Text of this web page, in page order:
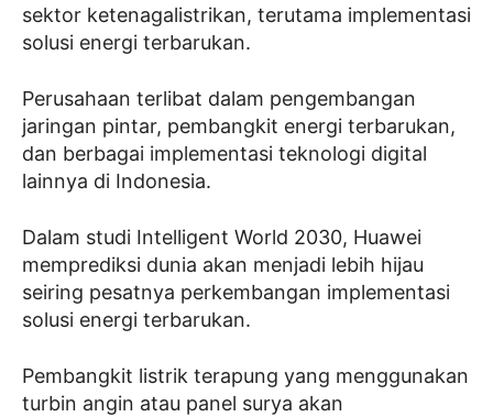
sektor ketenagalistrikan, terutama implementasi
solusi energi terbarukan.
Perusahaan terlibat dalam pengembangan
jaringan pintar, pembangkit energi terbarukan,
dan berbagai implementasi teknologi digital
lainnya di Indonesia.
Dalam studi Intelligent World 2030, Huawei
memprediksi dunia akan menjadi lebih hijau
seiring pesatnya perkembangan implementasi
solusi energi terbarukan.
Pembangkit listrik terapung yang menggunakan
turbin angin atau panel surya akan